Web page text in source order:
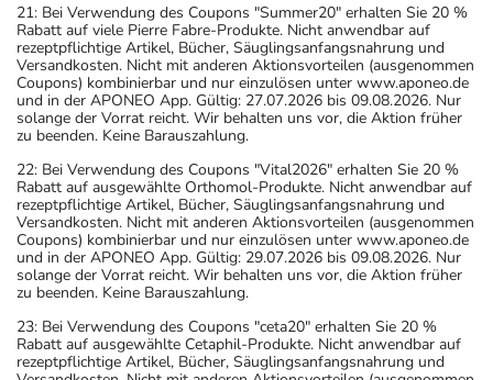
21: Bei Verwendung des Coupons "Summer20" erhalten Sie 20 %
Rabatt auf viele Pierre Fabre-Produkte. Nicht anwendbar auf
rezeptpflichtige Artikel, Bücher, Säuglingsanfangsnahrung und
Versandkosten. Nicht mit anderen Aktionsvorteilen (ausgenommen
Coupons) kombinierbar und nur einzulösen unter www.aponeo.de
und in der APONEO App. Gültig: 27.07.2026 bis 09.08.2026. Nur
solange der Vorrat reicht. Wir behalten uns vor, die Aktion früher
zu beenden. Keine Barauszahlung.
22: Bei Verwendung des Coupons "Vital2026" erhalten Sie 20 %
Rabatt auf ausgewählte Orthomol-Produkte. Nicht anwendbar auf
rezeptpflichtige Artikel, Bücher, Säuglingsanfangsnahrung und
Versandkosten. Nicht mit anderen Aktionsvorteilen (ausgenommen
Coupons) kombinierbar und nur einzulösen unter www.aponeo.de
und in der APONEO App. Gültig: 29.07.2026 bis 09.08.2026. Nur
solange der Vorrat reicht. Wir behalten uns vor, die Aktion früher
zu beenden. Keine Barauszahlung.
23: Bei Verwendung des Coupons "ceta20" erhalten Sie 20 %
Rabatt auf ausgewählte Cetaphil-Produkte. Nicht anwendbar auf
rezeptpflichtige Artikel, Bücher, Säuglingsanfangsnahrung und